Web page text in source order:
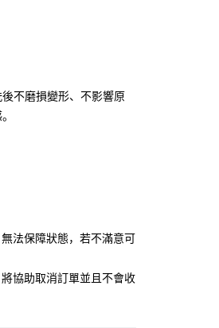
商业银行
商业银行
信托商业银行
21家银行
商业银行
商业银行
不磨損變形、不影響原
法保障狀態，若不滿意可
協助取消訂單並且不會收